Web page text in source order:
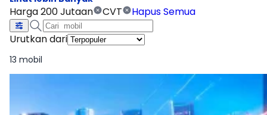
Harga 200 Jutaan CVT
Hapus Semua
Urutkan dari
13 mobil